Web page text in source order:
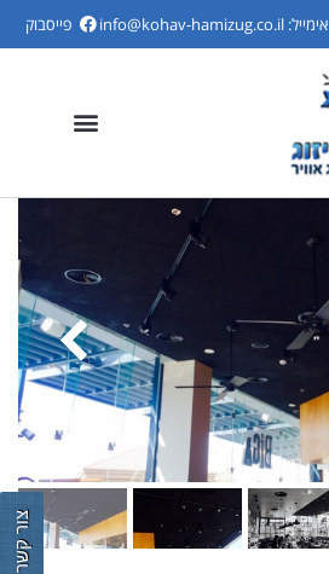
אימייל:info@kohav-hamizug.co.il פייסבוק
צור קשר